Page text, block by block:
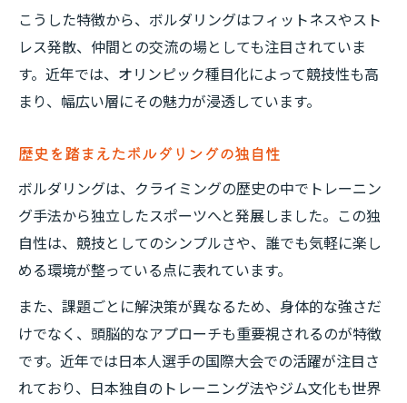
こうした特徴から、ボルダリングはフィットネスやスト
レス発散、仲間との交流の場としても注目されていま
す。近年では、オリンピック種目化によって競技性も高
まり、幅広い層にその魅力が浸透しています。
歴史を踏まえたボルダリングの独自性
ボルダリングは、クライミングの歴史の中でトレーニン
グ手法から独立したスポーツへと発展しました。この独
自性は、競技としてのシンプルさや、誰でも気軽に楽し
める環境が整っている点に表れています。
また、課題ごとに解決策が異なるため、身体的な強さだ
けでなく、頭脳的なアプローチも重要視されるのが特徴
です。近年では日本人選手の国際大会での活躍が注目さ
れており、日本独自のトレーニング法やジム文化も世界